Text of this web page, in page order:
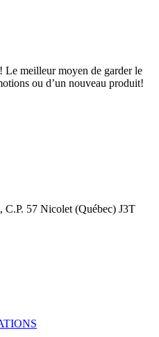
Le meilleur moyen de garder le
ou d’un nouveau produit!
C.P. 57 Nicolet (Québec) J3T